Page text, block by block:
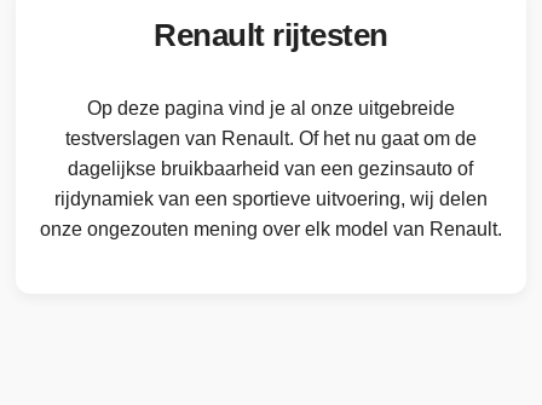
Afmetingen
Renault rijtesten
Op deze pagina vind je al onze uitgebreide
testverslagen van Renault. Of het nu gaat om de
dagelijkse bruikbaarheid van een gezinsauto of
rijdynamiek van een sportieve uitvoering, wij delen
onze ongezouten mening over elk model van Renault.